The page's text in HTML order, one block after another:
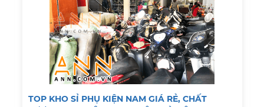
TOP KHO SỈ PHỤ KIỆN NAM GIÁ RẺ, CHẤT